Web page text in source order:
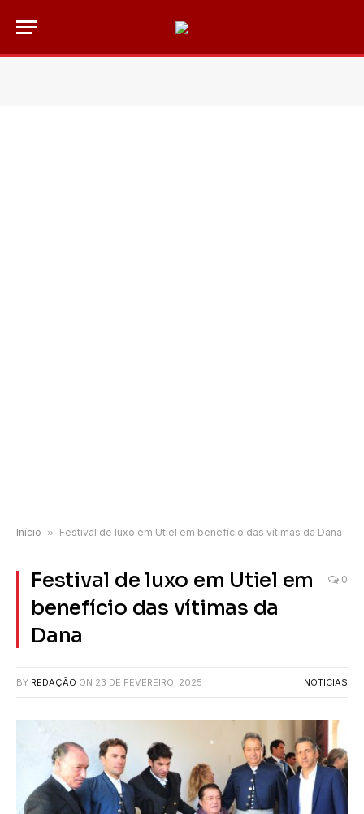
Início » Festival de luxo em Utiel em benefício das vítimas da Dana
Festival de luxo em Utiel em
benefício das vítimas da
Dana
0
BY REDAÇÃO ON 23 DE FEVEREIRO, 2025 NOTICIAS